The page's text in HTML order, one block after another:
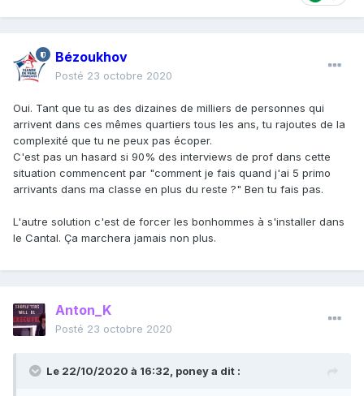
Bézoukhov
Posté 23 octobre 2020
Oui. Tant que tu as des dizaines de milliers de personnes qui
arrivent dans ces mêmes quartiers tous les ans, tu rajoutes de la
complexité que tu ne peux pas écoper.
C'est pas un hasard si 90% des interviews de prof dans cette
situation commencent par "comment je fais quand j'ai 5 primo
arrivants dans ma classe en plus du reste ?" Ben tu fais pas.
L'autre solution c'est de forcer les bonhommes à s'installer dans
le Cantal. Ça marchera jamais non plus.
Anton_K
Posté 23 octobre 2020
Le 22/10/2020 à 16:32, poneya dit :